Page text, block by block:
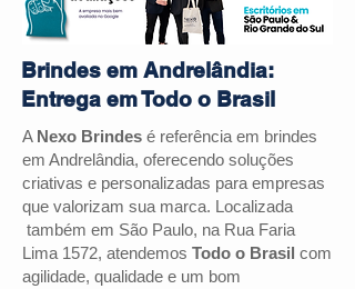
Brindes em Andrelândia:
Entrega em Todo o Brasil
A Nexo Brindes é referência em brindes
em Andrelândia, oferecendo soluções
criativas e personalizadas para empresas
que valorizam sua marca. Localizada
também em São Paulo, na Rua Faria
Lima 1572, atendemos Todo o Brasil com
agilidade, qualidade e um bom